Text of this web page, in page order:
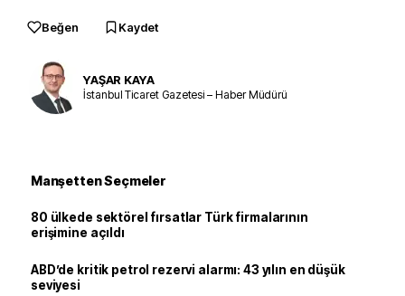
Beğen Kaydet
YAŞAR KAYA
İstanbul Ticaret Gazetesi – Haber Müdürü
Manşetten Seçmeler
80 ülkede sektörel fırsatlar Türk firmalarının
erişimine açıldı
ABD’de kritik petrol rezervi alarmı: 43 yılın en düşük
seviyesi